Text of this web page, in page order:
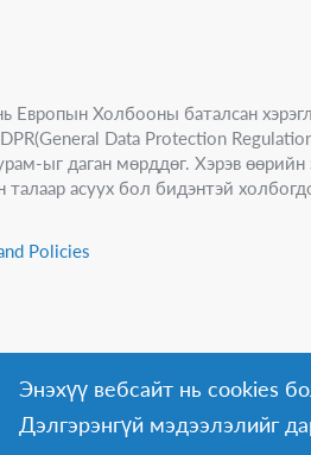
Европын Холбооны баталсан
Data Protection
ыг даган мөрддөг. Хэрэв өөрийн
асуух бол бидэнтэй
Policies
Энэхүү вебсайт нь cookies
Дэлгэрэнгүй мэдээлэлийг